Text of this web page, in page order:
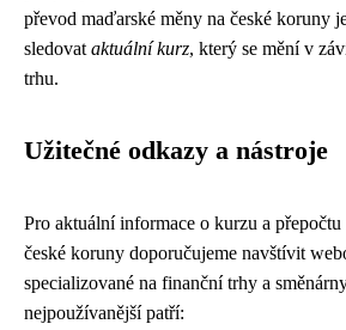
převod maďarské měny na české koruny
sledovat aktuální kurz, který se mění v
trhu.
Užitečné odkazy a nástroje
Pro aktuální informace o kurzu a přepočtu
české koruny doporučujeme navštívit
specializované na finanční trhy a
nejpoužívanější patří: